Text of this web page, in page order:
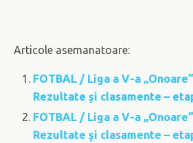
Articole asemanatoare:
FOTBAL / Liga a V-a
Rezultate şi clasamente –
FOTBAL / Liga a V-a
Rezultate şi clasamente –